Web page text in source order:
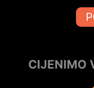
CIJENIMO